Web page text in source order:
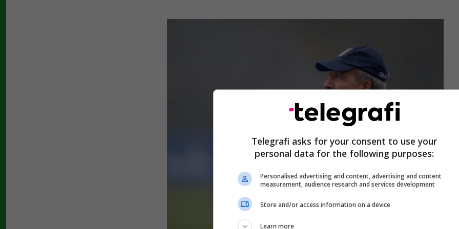
Telegrafi asks for your consent to use your
personal data for the following purposes:
Personalised advertising and content, advertising and content
measurement, audience research and services development
Store and/or access information on a device
Learn more